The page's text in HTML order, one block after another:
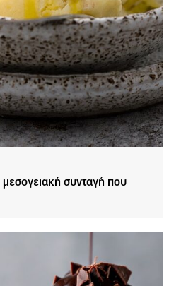
συνταγή που